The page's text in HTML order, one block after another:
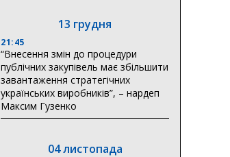
13 грудня
21:45
“Внесення змін до процедури
публічних закупівель має збільшити
завантаження стратегічних
українських виробників”, – нардеп
Максим Гузенко
04 листопада